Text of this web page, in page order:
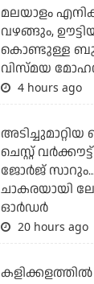
മലയാളം
വഴങ്ങും,
കൊണ്ടുള്ള
വിസ്മയ
4 hours ago
ചെസ്റ്റ്
ജോര്‍ജ് സാറും...
ചാകരയായി
ഓര്‍ഡര്‍
20 hours ago